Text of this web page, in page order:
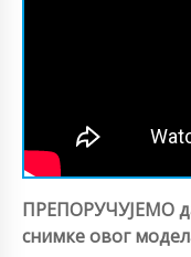
ПРЕПОРУЧУЈЕМО
снимке овог